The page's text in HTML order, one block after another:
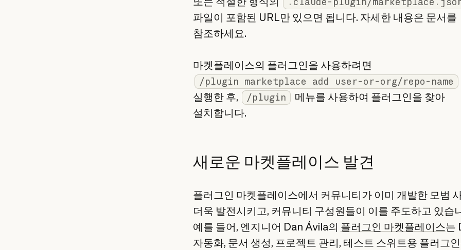
파일이 포함된 URL만 있으면 됩니다. 자세한 내용은 문서를
참조하세요.
마켓플레이스의 플러그인을 사용하려면
/plugin marketplace add user-or-org/repo-name
실행한 후,
/plugin
메뉴를 사용하여 플러그인을 찾아
설치합니다.
새로운 마켓플레이스 발견
플러그인 마켓플레이스에서 커뮤니티가 이미 개발한 모범
더욱 발전시키고, 커뮤니티 구성원들이 이를 주도하고 있습
예를 들어, 엔지니어 Dan Ávila의 플러그인 마켓플레이스는
자동화, 문서 생성, 프로젝트 관리, 테스트 스위트용 플러그